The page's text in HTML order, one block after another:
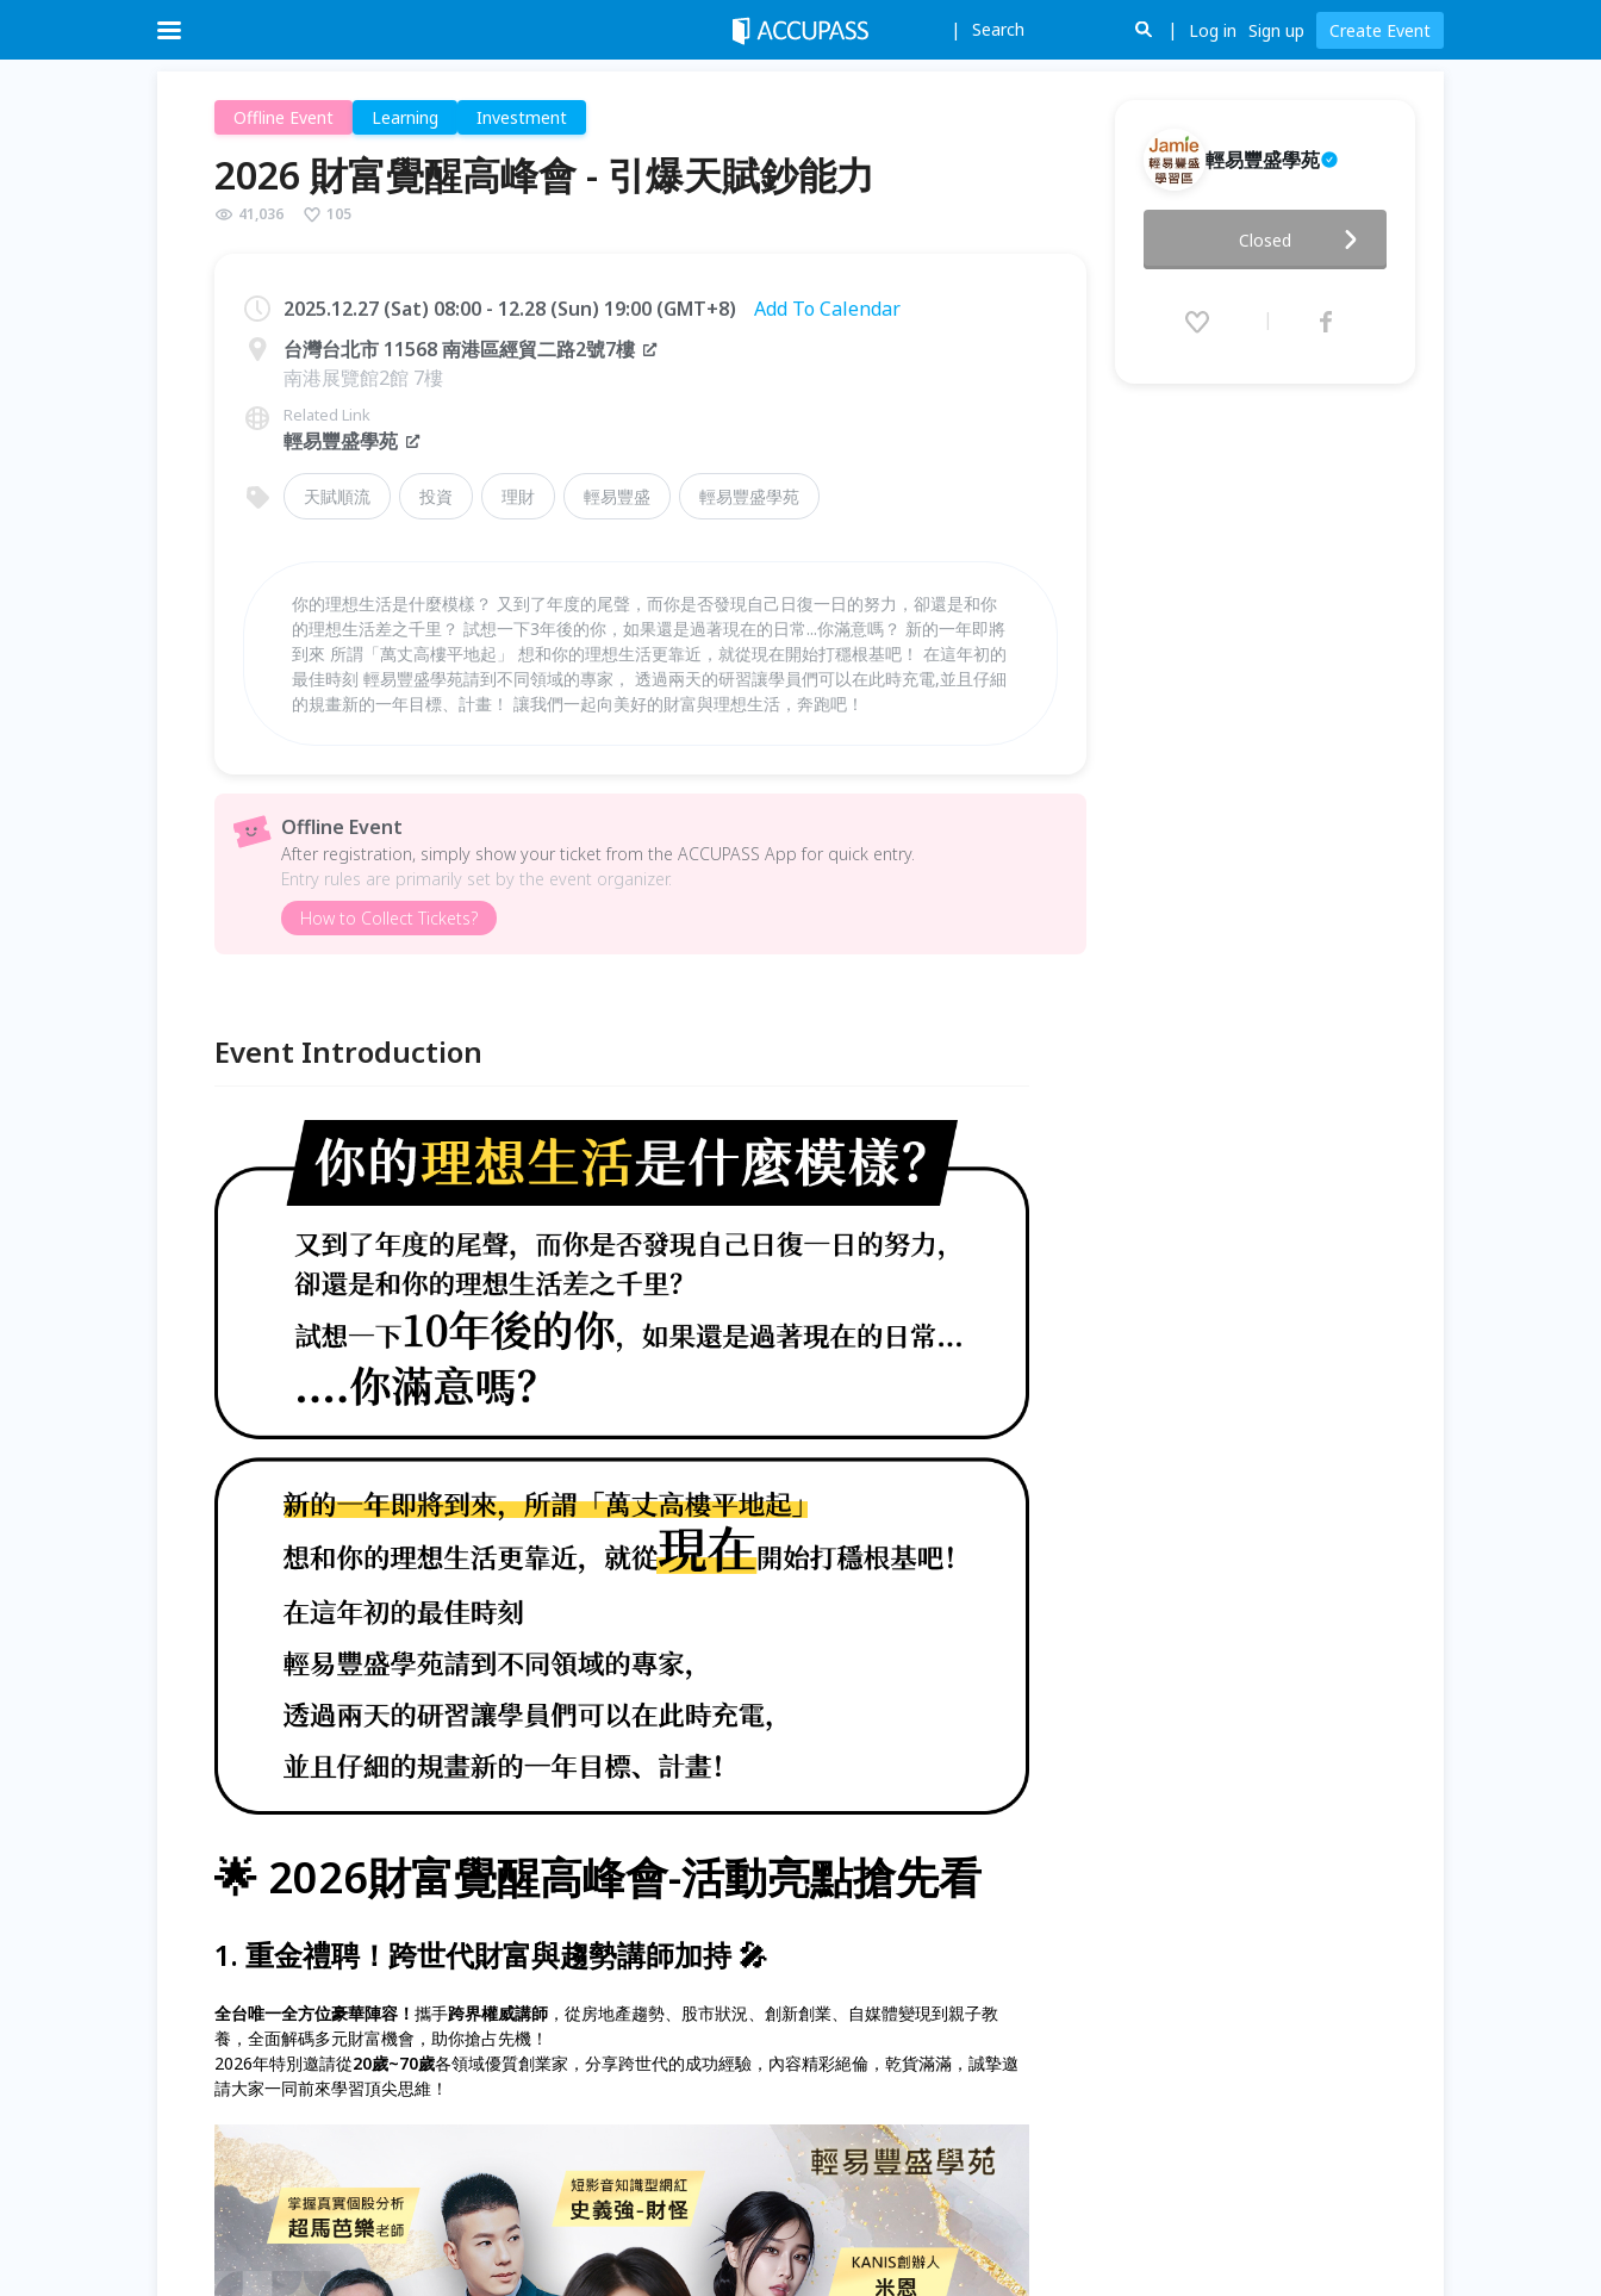
Search Log in Sign up Create Event
Offline Event Learning Investment
2026 財富覺醒高峰會 - 引爆天賦鈔能力
41,036 105
2025.12.27 (Sat) 08:00 - 12.28 (Sun) 19:00 (GMT+8)
Add To Calendar
台灣台北市 11568 南港區經貿二路2號7樓
南港展覽館2館 7樓
Related Link
輕易豐盛學苑
天賦順流 投資 理財 輕易豐盛 輕易豐盛學苑
你的理想生活是什麼模樣？ 又到了年度的尾聲，而你是否發現自己日復一日的努力，卻還是和你
的理想生活差之千里？ 試想一下3年後的你，如果還是過著現在的日常...你滿意嗎？ 新的一年即將
到來 所謂「萬丈高樓平地起」 想和你的理想生活更靠近，就從現在開始打穩根基吧！ 在這年初的
最佳時刻 輕易豐盛學苑請到不同領域的專家， 透過兩天的研習讓學員們可以在此時充電,並且仔細
的規畫新的一年目標、計畫！ 讓我們一起向美好的財富與理想生活，奔跑吧！
Offline Event
After registration, simply show your ticket from the ACCUPASS App for quick entry.
Entry rules are primarily set by the event organizer.
How to Collect Tickets?
Event Introduction
🌟 2026財富覺醒高峰會-活動亮點搶先看
1. 重金禮聘！跨世代財富與趨勢講師加持 🎤
全台唯一全方位豪華陣容！ 攜手跨界權威講師 ，從房地產趨勢、股市狀況、創新創業、自媒體變現到親子教
養，全面解碼多元財富機會，助你搶占先機！
2026年特別邀請從20歲~70歲各領域優質創業家，分享跨世代的成功經驗，內容精彩絕倫，乾貨滿滿，誠摯邀
請大家一同前來學習頂尖思維！
輕易豐盛學苑
2025.12.27 (Sat) 08:00 - 12.28
Closed